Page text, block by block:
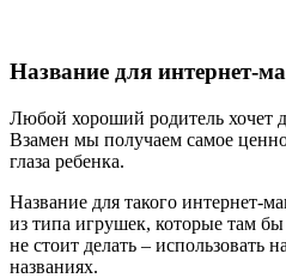
Название для интернет-
Любой хороший родитель хочет
Взамен мы получаем самое
глаза ребенка.
Название для такого интернет-
из типа игрушек, которые там
не стоит делать – использовать
названиях.